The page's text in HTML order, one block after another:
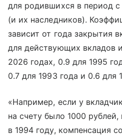
для родившихся в период с
(и их наследников).
зависит от года закрытия
для действующих вкладов
2026 годах, 0.9 для 1995
0.7 для 1993 года и 0.6 для
«Например, если у
на счету было 1000
в 1994 году, компенсация